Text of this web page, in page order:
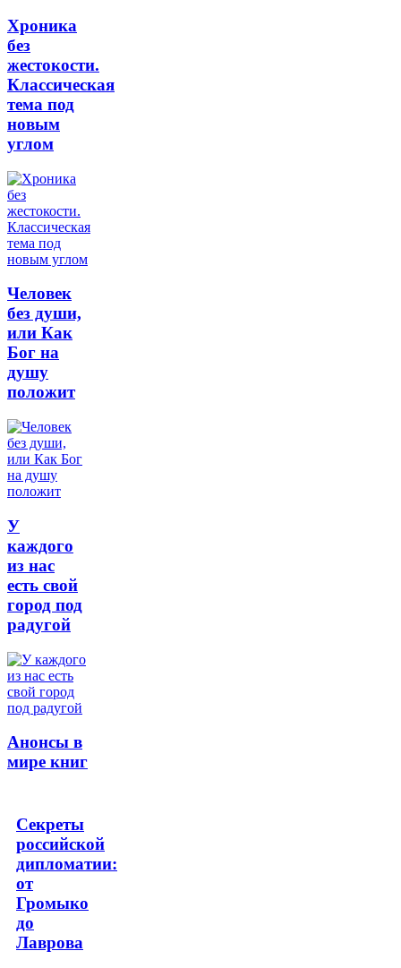
Хроника
без
жестокости.
Классическая
тема под
новым
углом
Человек
без души,
или Как
Бог на
душу
положит
У
каждого
из нас
есть свой
город под
радугой
Анонсы в
мире книг
Секреты
российской
дипломатии:
от
Громыко
до
Лаврова